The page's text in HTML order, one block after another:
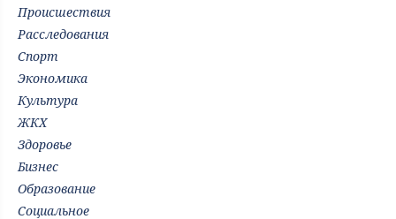
Происшествия
Расследования
Спорт
Экономика
Культура
ЖКХ
Здоровье
Бизнес
Образование
Социальное